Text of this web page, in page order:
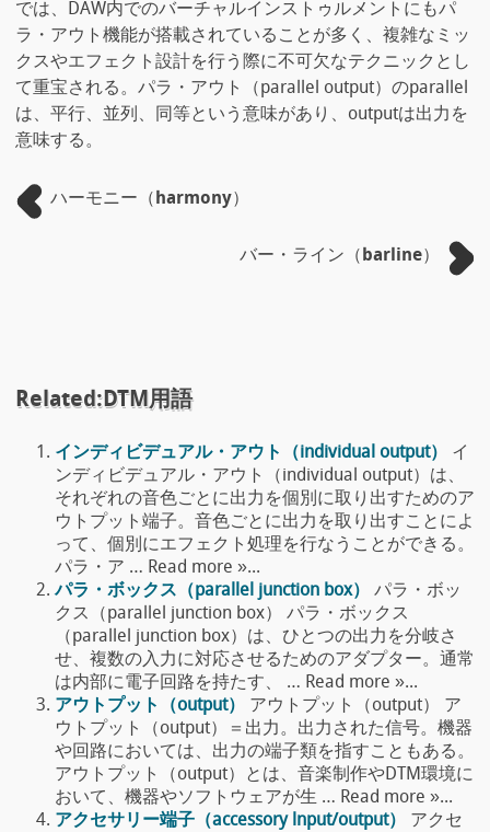
では、DAW内でのバーチャルインストゥルメントにもパ
ラ・アウト機能が搭載されていることが多く、複雑なミッ
クスやエフェクト設計を行う際に不可欠なテクニックとし
て重宝される。パラ・アウト（parallel output）のparallel
は、平行、並列、同等という意味があり、outputは出力を
意味する。
ハーモニー（harmony）
バー・ライン（barline）
Related:DTM用語
インディビデュアル・アウト（individual output）
イ
ンディビデュアル・アウト（individual output）は、
それぞれの音色ごとに出力を個別に取り出すためのア
ウトプット端子。音色ごとに出力を取り出すことによ
って、個別にエフェクト処理を行なうことができる。
パラ・ア … Read more »...
パラ・ボックス（parallel junction box）
パラ・ボッ
クス（parallel junction box） パラ・ボックス
（parallel junction box）は、ひとつの出力を分岐さ
せ、複数の入力に対応させるためのアダプター。通常
は内部に電子回路を持たす、 … Read more »...
アウトプット（output）
アウトプット（output） ア
ウトプット（output）＝出力。出力された信号。機器
や回路においては、出力の端子類を指すこともある。
アウトプット（output）とは、音楽制作やDTM環境に
おいて、機器やソフトウェアが生 … Read more »...
アクセサリー端子（accessory lnput/output）
アクセ